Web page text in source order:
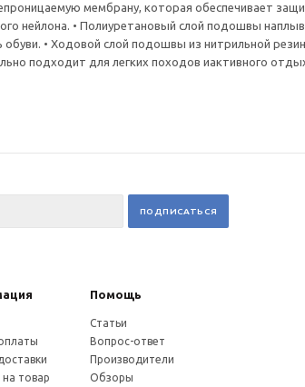
мембрану, которая обеспечивает
нейлона. • Полиуретановый слой подошвы
• Ходовой слой подошвы из нитрильной
подходит для легких походов иактивного
Помощь
на товар
Статьи
Вопрос-ответ
Производители
Обзоры